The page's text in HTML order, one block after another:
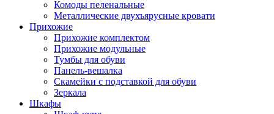
Комоды пеленальные
Металлические двухъярусные кровати
Прихожие
Прихожие комплектом
Прихожие модульные
Тумбы для обуви
Панель-вешалка
Скамейки с подставкой для обуви
Зеркала
Шкафы